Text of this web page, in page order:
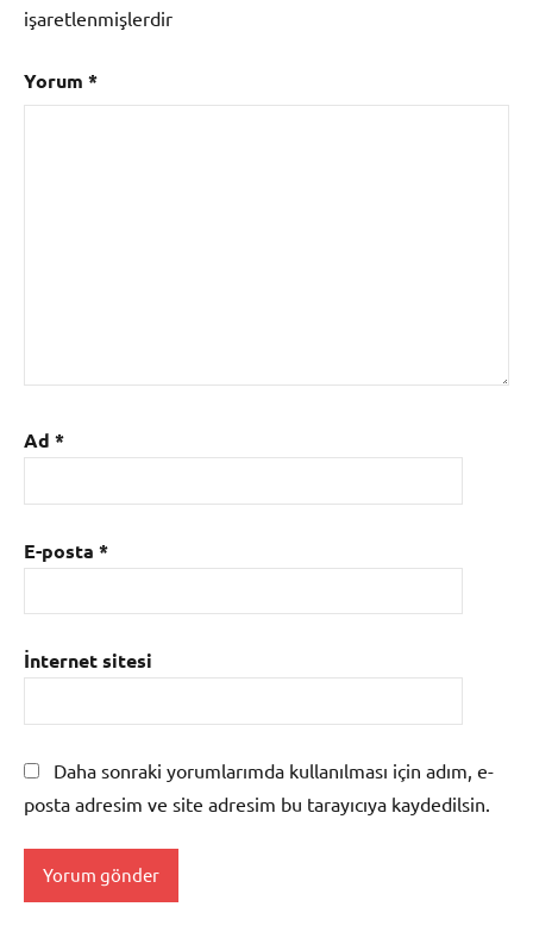
işaretlenmişlerdir
Yorum *
Ad *
E-posta *
İnternet sitesi
Daha sonraki yorumlarımda kullanılması için adım, e-
posta adresim ve site adresim bu tarayıcıya kaydedilsin.